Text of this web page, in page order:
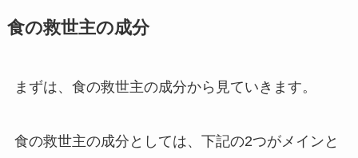
食の救世主の成分
まずは、食の救世主の成分から見ていきます。
食の救世主の成分としては、下記の2つがメインと